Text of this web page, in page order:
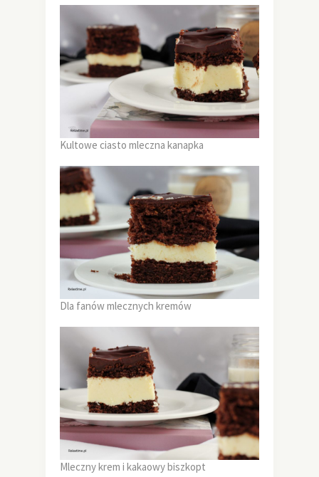
Kultowe ciasto mleczna kanapka
Dla fanów mlecznych kremów
Mleczny krem i kakaowy biszkopt